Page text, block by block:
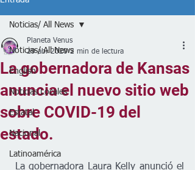
Noticias/ All News
English
Noticias Locales
Estatal
Nacional
Latinoamérica
Noticias/ All News
La gobernadora de Kansas
anuncia el nuevo sitio web
sobre COVID-19 del
estado.
Planeta Venus
29 abr 2020 2 min de lectura